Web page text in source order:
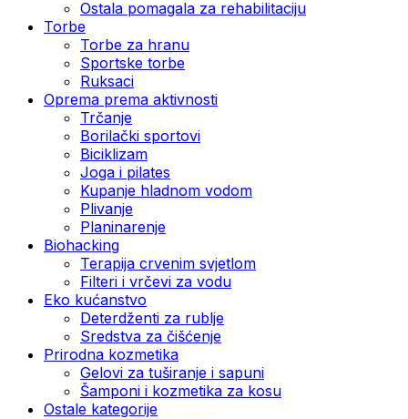
Ostala pomagala za rehabilitaciju
Torbe
Torbe za hranu
Sportske torbe
Ruksaci
Oprema prema aktivnosti
Trčanje
Borilački sportovi
Biciklizam
Joga i pilates
Kupanje hladnom vodom
Plivanje
Planinarenje
Biohacking
Terapija crvenim svjetlom
Filteri i vrčevi za vodu
Eko kućanstvo
Deterdženti za rublje
Sredstva za čišćenje
Prirodna kozmetika
Gelovi za tuširanje i sapuni
Šamponi i kozmetika za kosu
Ostale kategorije